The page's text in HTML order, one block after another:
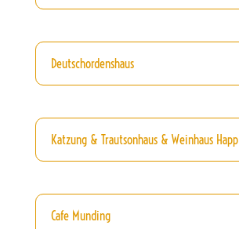
Deutschordenshaus
Katzung & Trautsonhaus & Weinhaus Happ
Cafe Munding